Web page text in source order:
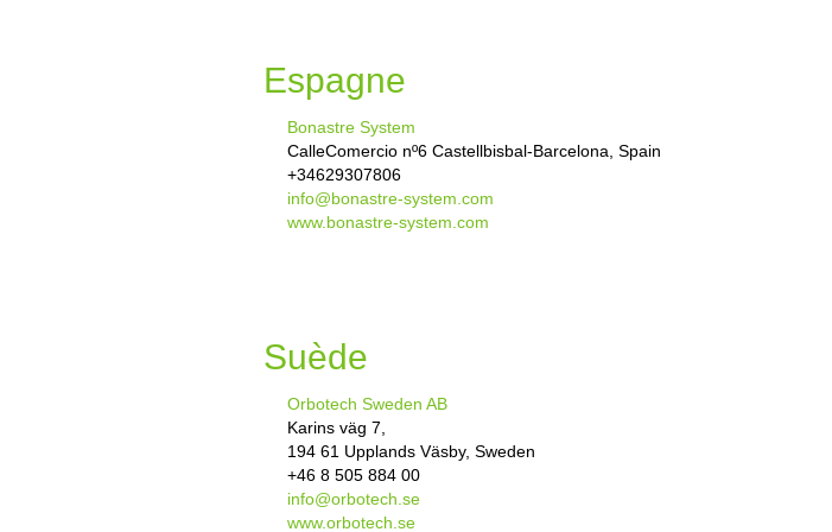
Espagne
Bonastre System
CalleComercio nº6 Castellbisbal-Barcelona, Spain
+34629307806
info@bonastre-system.com
www.bonastre-system.com
Suède
Orbotech Sweden AB
Karins väg 7,
194 61 Upplands Väsby, Sweden
+46 8 505 884 00
info@orbotech.se
www.orbotech.se